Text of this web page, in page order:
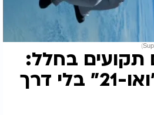
תקועים בחלל:
משימת "שנג'ואו-21" בלי דרך